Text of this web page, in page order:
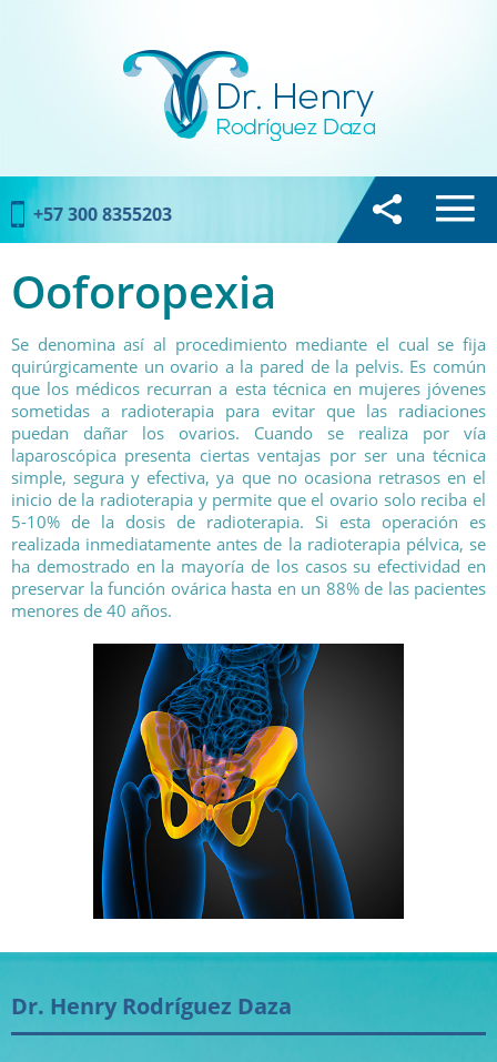
+57 300 8355203
Ooforopexia
Se denomina así al procedimiento mediante el cual se fija
quirúrgicamente un ovario a la pared de la pelvis. Es común
que los médicos recurran a esta técnica en mujeres jóvenes
sometidas a radioterapia para evitar que las radiaciones
puedan dañar los ovarios. Cuando se realiza por vía
laparoscópica presenta ciertas ventajas por ser una técnica
simple, segura y efectiva, ya que no ocasiona retrasos en el
inicio de la radioterapia y permite que el ovario solo reciba el
5-10% de la dosis de radioterapia. Si esta operación es
realizada inmediatamente antes de la radioterapia pélvica, se
ha demostrado en la mayoría de los casos su efectividad en
preservar la función ovárica hasta en un 88% de las pacientes
menores de 40 años.
Dr. Henry Rodríguez Daza